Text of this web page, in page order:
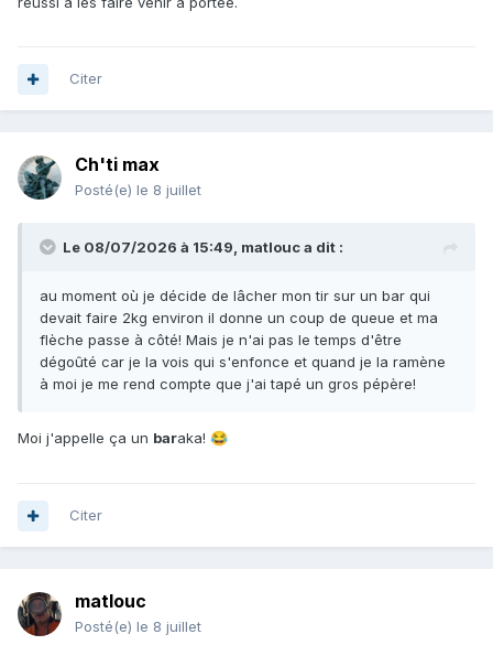
Citer
Ch'ti max
Posté(e) le 8 juillet
Le 08/07/2026 à 15:49, matlouca dit :
au moment où je décide de lâcher mon tir sur un bar qui
devait faire 2kg environ il donne un coup de queue et ma
flèche passe à côté! Mais je n'ai pas le temps d'être
dégoûté car je la vois qui s'enfonce et quand je la ramène
à moi je me rend compte que j'ai tapé un gros pépère!
Moi j'appelle ça un baraka! 😂
Citer
matlouc
Posté(e) le 8 juillet